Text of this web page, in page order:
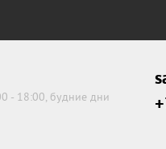
- 18:00, будние дни